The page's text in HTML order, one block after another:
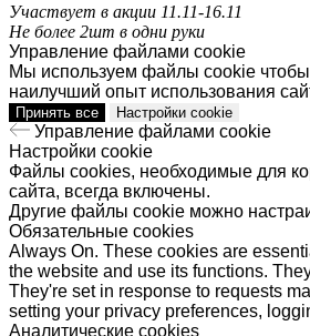
Участвует в акции 11.11-16.11
Не более 2шт в одни руки
Управление файлами cookie
Мы используем файлы cookie чтобы
наилучший опыт использования
Принять все Настройки cookie
Управление файлами cookie
Настройки cookie
Файлы cookies, необходимые для
сайта, всегда включены.
Другие файлы cookie можно
Обязательные cookies
Always On. These cookies are
the website and use its functions.
They're set in response to requests
setting your privacy preferences,
Аналитические cookies